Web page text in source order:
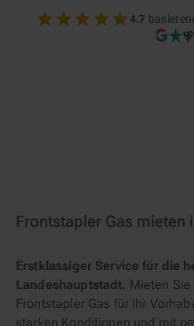
4.7
Frontstapler Gas mieten
Erstklassiger Service für die
Landeshauptstadt. Mieten
Frontstapler Gas für Ihr
starken Konditionen und mit